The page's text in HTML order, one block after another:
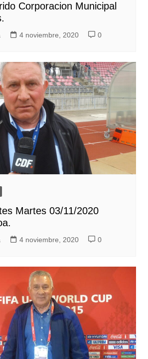
Corporacion Municipal
4 noviembre, 2020 0
Martes 03/11/2020
4 noviembre, 2020 0